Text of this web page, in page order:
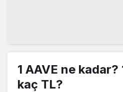
1 AAVE ne kadar?
kaç TL?